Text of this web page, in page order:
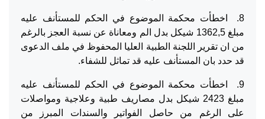
8. اخطأت محكمة الموضوع في الحكم للمستأنف عليه
مبلغ 1362,5 شيكل بدل الم ومعاناة عن نسبة العجز بالرغم
من ان تقرير اللجنة الطبية العليا المحفوظ في ملف الدعوى
قد حدد بان المستأنف عليه قد تماثل للشفاء.
9. اخطأت محكمة الموضوع في الحكم للمستأنف عليه
مبلغ 2423 شيكل بدل مصاريف طبية وعلاجية ومواصلات
على الرغم من حاصل الفواتير والسندات المبرز من